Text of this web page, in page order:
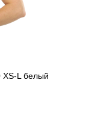
XS-L белый